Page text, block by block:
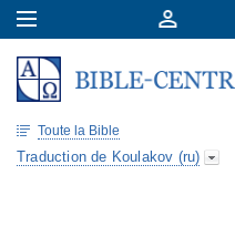
Toute la Bible
Traduction de Koulakov (ru)